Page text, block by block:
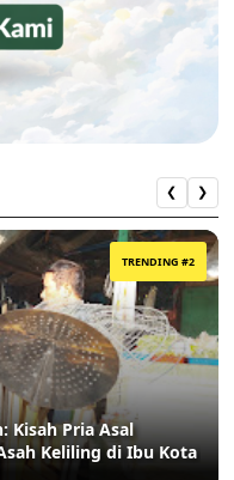
❮ ❯
TRENDING #2
Kisah Pria Asal
Keliling di Ibu Kota